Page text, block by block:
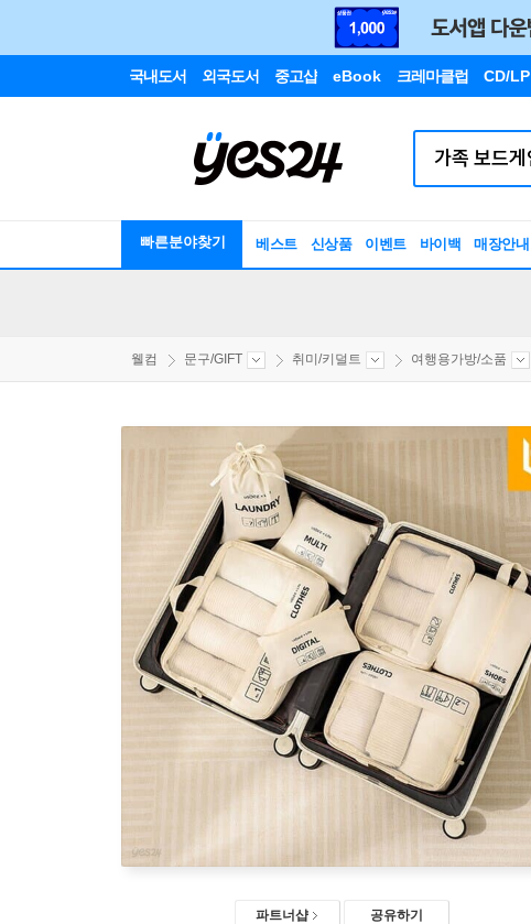
국내도서 외국도서 중고샵 eBook 크레마클럽 CD/LP
빠른분야찾기 베스트 신상품 이벤트 바이백 매장안내
웰컴 문구/GIFT 취미/키덜트 여행용가방/소품
파트너샵 공유하기